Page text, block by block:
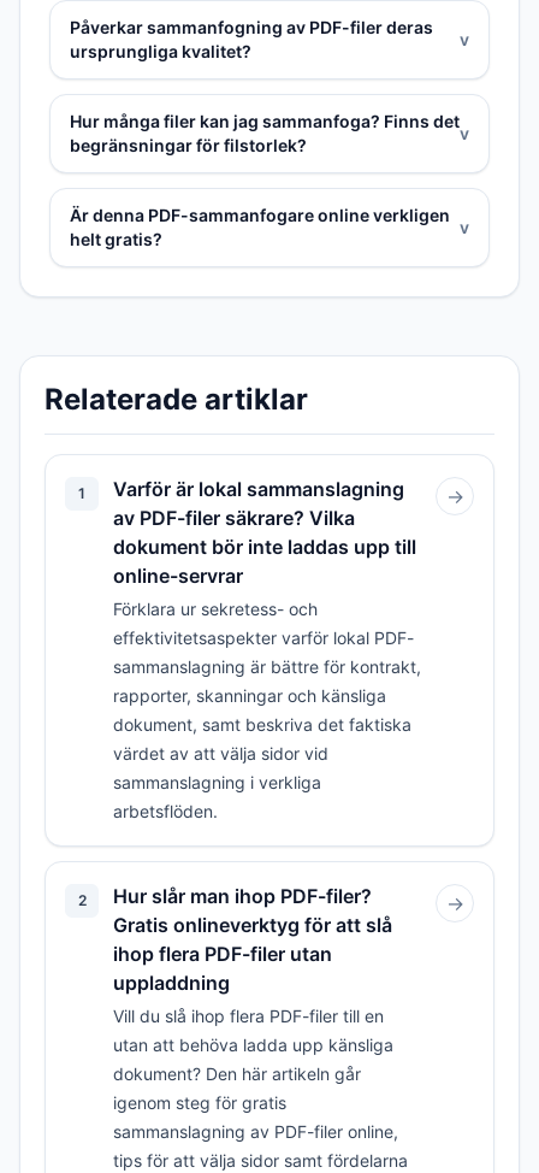
Påverkar sammanfogning av PDF-filer deras
ursprungliga kvalitet?
v
Hur många filer kan jag sammanfoga? Finns det
begränsningar för filstorlek?
v
Är denna PDF-sammanfogare online verkligen
helt gratis?
v
Relaterade artiklar
1
Varför är lokal sammanslagning
av PDF-filer säkrare? Vilka
dokument bör inte laddas upp till
online-servrar
Förklara ur sekretess- och
effektivitetsaspekter varför lokal PDF-
sammanslagning är bättre för kontrakt,
rapporter, skanningar och känsliga
dokument, samt beskriva det faktiska
värdet av att välja sidor vid
sammanslagning i verkliga
arbetsflöden.
→
2
Hur slår man ihop PDF-filer?
Gratis onlineverktyg för att slå
ihop flera PDF-filer utan
uppladdning
Vill du slå ihop flera PDF-filer till en
utan att behöva ladda upp känsliga
dokument? Den här artikeln går
igenom steg för gratis
sammanslagning av PDF-filer online,
tips för att välja sidor samt fördelarna
→